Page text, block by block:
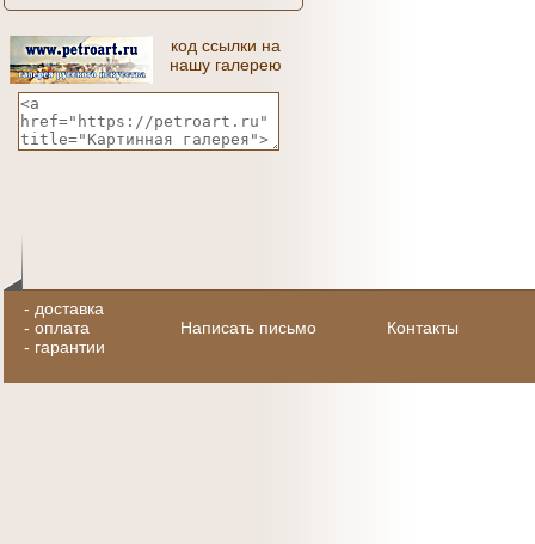
код ссылки на
нашу галерею
- доставка
- оплата
- гарантии
Написать письмо Контакты